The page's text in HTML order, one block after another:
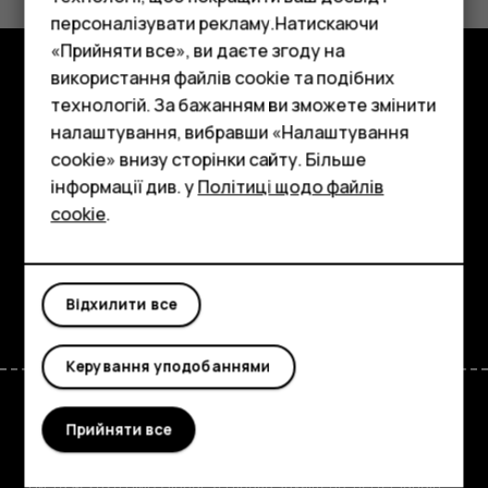
Смартфони
Фічерфони
Аксесуари
Планшети
Так Ні
Огляд
Детальніше
Planet and people
FacebookInstagram
TiktokYoutube
Ukraine
персоналізувати рекламу.Натискаючи
«Прийняти все», ви даєте згоду на
використання файлів cookie та подібних
технологій. За бажанням ви зможете змінити
налаштування, вибравши «Налаштування
cookie» внизу сторінки сайту. Більше
інформації див. уПолітиці щодо файлів
cookie.
Відхилити все
Керування уподобаннями
Прийняти все